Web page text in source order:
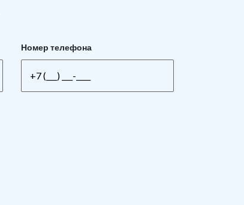
Номер телефона